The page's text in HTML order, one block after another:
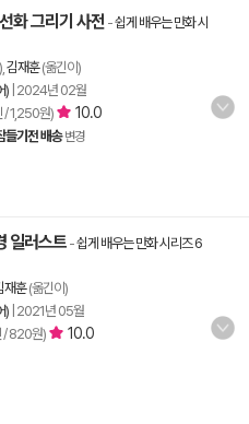
화 그리기 사전 -쉽게 배우는 만화 시
김재훈(옮긴이)
) 2024년 02월
/ 1,250원) 10.0
들기전 배송 변경
일러스트-쉽게 배우는 만화 시리즈 6
재훈(옮긴이)
) 2021년 05월
/ 820원)
10.0